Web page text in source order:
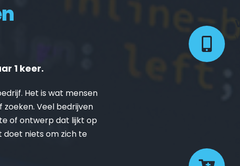
1 keer.
Het is wat mensen
zoeken. Veel bedrijven
of ontwerp dat lijkt op
doet niets om zich te